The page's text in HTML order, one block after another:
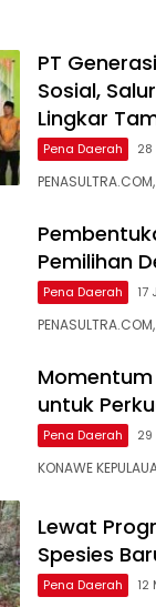
PT
Sosial,
Lingkar
Pena Daerah
Pemilihan
Pena Daerah 17
Momentum
untuk
Pena Daerah
KONAWE
Lewat
Spesies
Pena Daerah 12